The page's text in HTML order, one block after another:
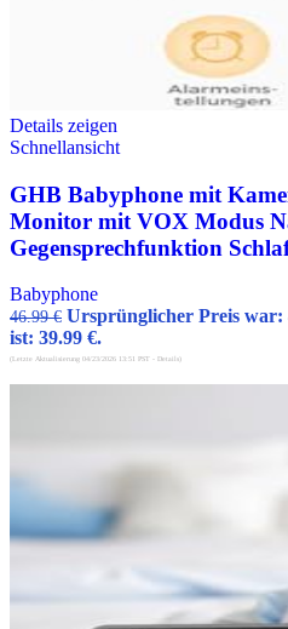
Details zeigen
Schnellansicht
GHB Babyphone mit
Monitor mit VOX Modus
Gegensprechfunktion
Babyphone
46.99€ Ursprünglicher Preis war:
ist: 39.99 €.
(Letzte Aktualisierung 04/23/2026 13:51 PST - Details)